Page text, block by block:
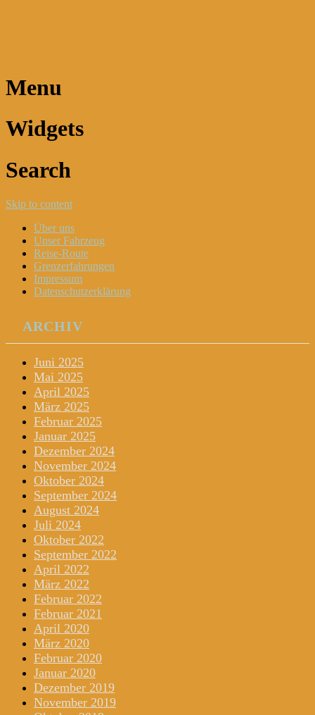
Menu
Widgets
Search
Skip to content
Über uns
Unser Fahrzeug
Reise-Route
Grenzerfahrungen
Impressum
Datenschutzerklärung
ARCHIV
Juni 2025
Mai 2025
April 2025
März 2025
Februar 2025
Januar 2025
Dezember 2024
November 2024
Oktober 2024
September 2024
August 2024
Juli 2024
Oktober 2022
September 2022
April 2022
März 2022
Februar 2022
Februar 2021
April 2020
März 2020
Februar 2020
Januar 2020
Dezember 2019
November 2019